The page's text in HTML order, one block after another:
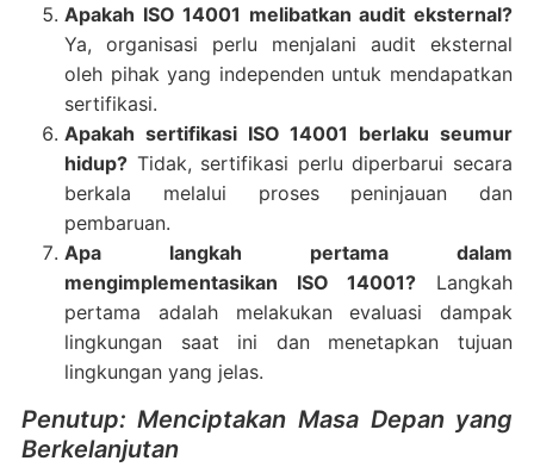
Apakah ISO 14001 melibatkan audit eksternal?
Ya, organisasi perlu menjalani audit eksternal
oleh pihak yang independen untuk mendapatkan
sertifikasi.
Apakah sertifikasi ISO 14001 berlaku seumur
hidup?Tidak, sertifikasi perlu diperbarui secara
berkala melalui proses peninjauan dan
pembaruan.
Apa langkah pertama dalam
mengimplementasikan ISO 14001? Langkah
pertama adalah melakukan evaluasi dampak
lingkungan saat ini dan menetapkan tujuan
lingkungan yang jelas.
Penutup: Menciptakan Masa Depan yang
Berkelanjutan